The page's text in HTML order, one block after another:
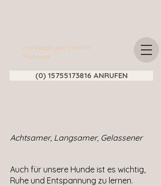
Hundephysio Hanna
Pistauer
(0) 15755173816 ANRUFEN
Achtsamer, Langsamer, Gelassener
Auch für unsere Hunde ist es wichtig,
Ruhe und Entspannung zu lernen.